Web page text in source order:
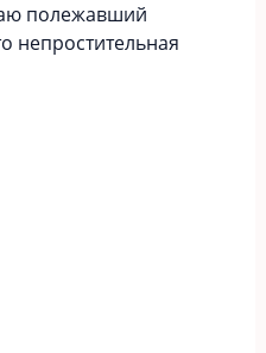
полежавший
непростительная